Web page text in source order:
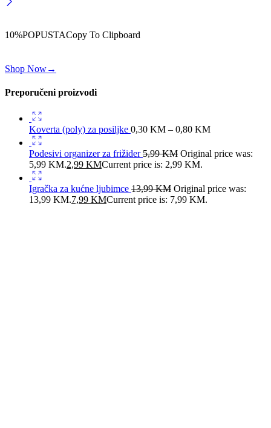
10%POPUSTACopy To Clipboard
Shop Now→
Preporučeni proizvodi
Koverta (poly) za posiljke 0,30 KM – 0,80 KM
Podesivi organizer za frižider5,99KM Original price was:
5,99 KM.2,99 KMCurrent price is: 2,99 KM.
Igračka za kućne ljubimce 13,99KM Original price was:
13,99 KM.7,99 KMCurrent price is: 7,99 KM.